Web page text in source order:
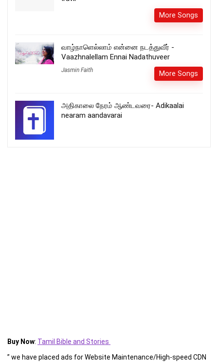
More Songs
வாழ்நாளெல்லாம் என்னை நடத்துவீர் -
Vaazhnalellam Ennai Nadathuveer
Jasmin Faith More Songs
அதிகாலை நேரம் ஆண்டவரை- Adikaalai
nearam aandavarai
Buy Now: Tamil Bible and Stories
” we have placed ads for Website Maintenance/High-speed CDN